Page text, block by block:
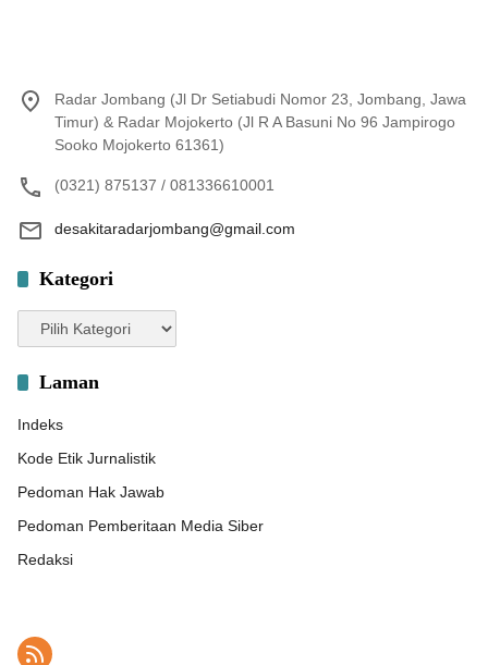
Radar Jombang (Jl Dr Setiabudi Nomor 23, Jombang, Jawa
Timur) & Radar Mojokerto (Jl R A Basuni No 96 Jampirogo
Sooko Mojokerto 61361)
(0321) 875137 / 081336610001
desakitaradarjombang@gmail.com
Kategori
Kategori
Laman
Indeks
Kode Etik Jurnalistik
Pedoman Hak Jawab
Pedoman Pemberitaan Media Siber
Redaksi